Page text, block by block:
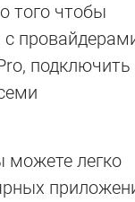
того чтобы
подключить
легко